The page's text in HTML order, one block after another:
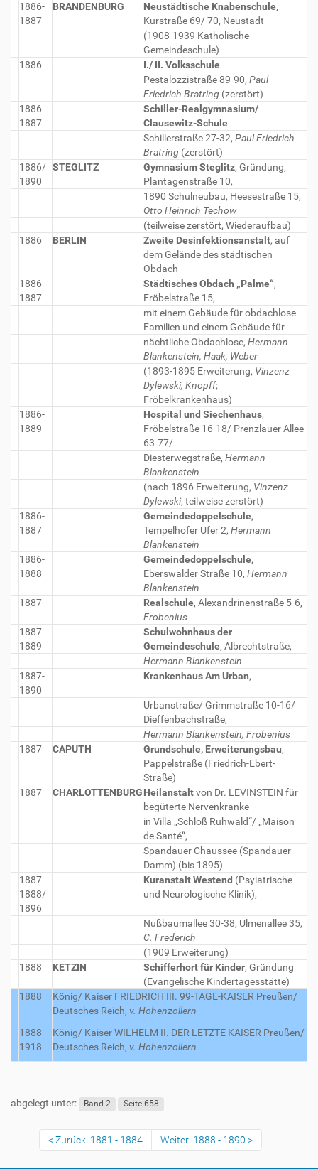
1886-
1887
BRANDENBURG Neustädtische Knabenschule,
Kurstraße 69/ 70, Neustadt
(1908-1939 Katholische
Gemeindeschule)
1886
I./ II. Volksschule
Pestalozzistraße 89-90, Paul
Friedrich Bratring (zerstört)
1886-
1887
Schiller-Realgymnasium/
Clausewitz-Schule
Schillerstraße 27-32, Paul Friedrich
Bratring (zerstört)
1886/
1890
STEGLITZ Gymnasium Steglitz, Gründung,
Plantagenstraße 10,
1890 Schulneubau, Heesestraße 15,
Otto Heinrich Techow
(teilweise zerstört, Wiederaufbau)
1886
BERLIN Zweite Desinfektionsanstalt, auf
dem Gelände des städtischen
Obdach
1886-
1887
Städtisches Obdach „Palme“,
Fröbelstraße 15,
mit einem Gebäude für obdachlose
Familien und einem Gebäude für
nächtliche Obdachlose, Hermann
Blankenstein, Haak, Weber
(1893-1895 Erweiterung, Vinzenz
Dylewski, Knopff;
Fröbelkrankenhaus)
1886-
1889
Hospital und Siechenhaus,
Fröbelstraße 16-18/ Prenzlauer Allee
63-77/
Diesterwegstraße, Hermann
Blankenstein
(nach 1896 Erweiterung, Vinzenz
Dylewski, teilweise zerstört)
1886-
1887
Gemeindedoppelschule,
Tempelhofer Ufer 2, Hermann
Blankenstein
1886-
1888
Gemeindedoppelschule,
Eberswalder Straße 10, Hermann
Blankenstein
1887
Realschule, Alexandrinenstraße 5-6,
Frobenius
1887-
1889
Schulwohnhaus der
Gemeindeschule, Albrechtstraße,
Hermann Blankenstein
1887-
1890
Krankenhaus Am Urban,
Urbanstraße/ Grimmstraße 10-16/
Dieffenbachstraße,
Hermann Blankenstein, Frobenius
1887
CAPUTH Grundschule, Erweiterungsbau,
Pappelstraße (Friedrich-Ebert-
Straße)
1887
CHARLOTTENBURGHeilanstaltvon Dr. LEVINSTEIN für
begüterte Nervenkranke
in Villa „Schloß Ruhwald“/ „Maison
de Santé“,
Spandauer Chaussee (Spandauer
Damm) (bis 1895)
1887-
1888/
1896
Kuranstalt Westend (Psyiatrische
und Neurologische Klinik),
Nußbaumallee 30-38, Ulmenallee 35,
C. Frederich
(1909 Erweiterung)
1888
KETZIN Schifferhort für Kinder, Gründung
(Evangelische Kindertagesstätte)
1888
König/ Kaiser FRIEDRICH III. 99-TAGE-KAISER Preußen/
Deutsches Reich, v. Hohenzollern
1888-
1918
König/ Kaiser WILHELM II. DER LETZTE KAISER Preußen/
Deutsches Reich, v. Hohenzollern
abgelegt unter: Band 2 Seite 658
Zurück: 1881 - 1884 Weiter: 1888 - 1890